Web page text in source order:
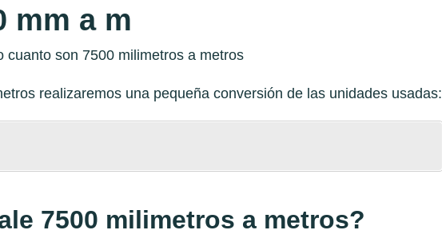
mm a m
realizaremos una pequeña conversión de las unidades usadas:
7500 milimetros a metros?